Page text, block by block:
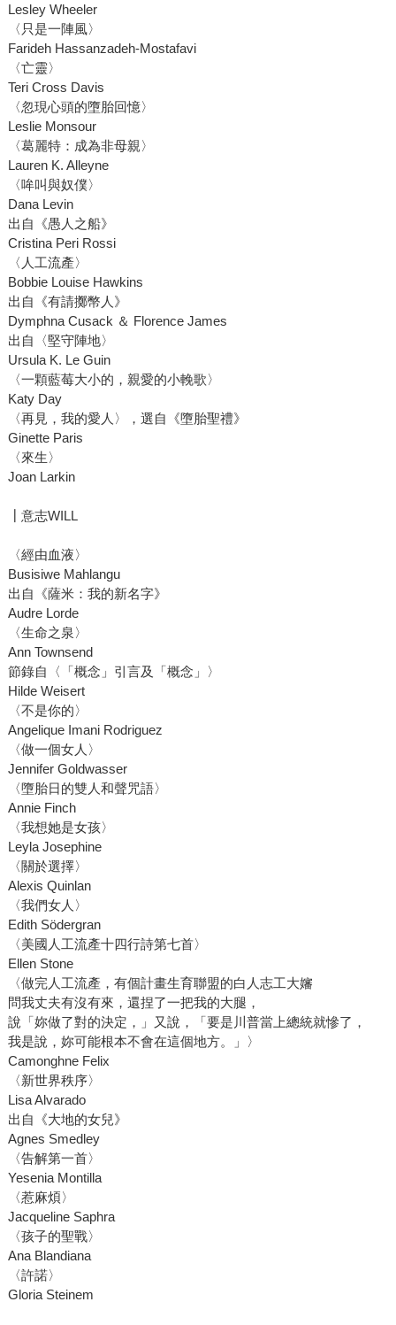
Lesley Wheeler
〈只是一陣風〉
Farideh Hassanzadeh-Mostafavi
〈亡靈〉
Teri Cross Davis
〈忽現心頭的墮胎回憶〉
Leslie Monsour
〈葛麗特：成為非母親〉
Lauren K. Alleyne
〈哞叫與奴僕〉
Dana Levin
出自《愚人之船》
Cristina Peri Rossi
〈人工流產〉
Bobbie Louise Hawkins
出自《有請擲幣人》
Dymphna Cusack ＆ Florence James
出自〈堅守陣地〉
Ursula K. Le Guin
〈一顆藍莓大小的，親愛的小輓歌〉
Katy Day
〈再見，我的愛人〉，選自《墮胎聖禮》
Ginette Paris
〈來生〉
Joan Larkin
┃意志WILL
〈經由血液〉
Busisiwe Mahlangu
出自《薩米：我的新名字》
Audre Lorde
〈生命之泉〉
Ann Townsend
節錄自〈「概念」引言及「概念」〉
Hilde Weisert
〈不是你的〉
Angelique Imani Rodriguez
〈做一個女人〉
Jennifer Goldwasser
〈墮胎日的雙人和聲咒語〉
Annie Finch
〈我想她是女孩〉
Leyla Josephine
〈關於選擇〉
Alexis Quinlan
〈我們女人〉
Edith Södergran
〈美國人工流產十四行詩第七首〉
Ellen Stone
〈做完人工流產，有個計畫生育聯盟的白人志工大嬸
問我丈夫有沒有來，還捏了一把我的大腿，
說「妳做了對的決定，」又說，「要是川普當上總統就慘了，
我是說，妳可能根本不會在這個地方。」〉
Camonghne Felix
〈新世界秩序〉
Lisa Alvarado
出自《大地的女兒》
Agnes Smedley
〈告解第一首〉
Yesenia Montilla
〈惹麻煩〉
Jacqueline Saphra
〈孩子的聖戰〉
Ana Blandiana
〈許諾〉
Gloria Steinem